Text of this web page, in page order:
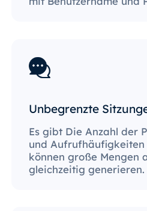
Unbegrenzte
Es gibt Die Anzahl der
und Aufrufhäufigkeiten
können große Mengen
gleichzeitig generieren.